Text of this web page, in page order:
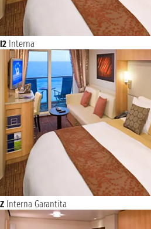
I2 Interna
Z Interna Garantita